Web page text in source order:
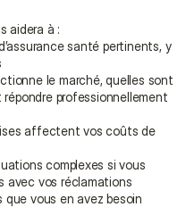
aidera à :
santé pertinents, y
le marché, quelles sont
professionnellement
affectent vos coûts de
complexes si vous
avec vos réclamations
vous en avez besoin